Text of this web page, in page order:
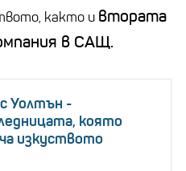
както и втората
в САЩ.
Уолтън -
която
изкуството